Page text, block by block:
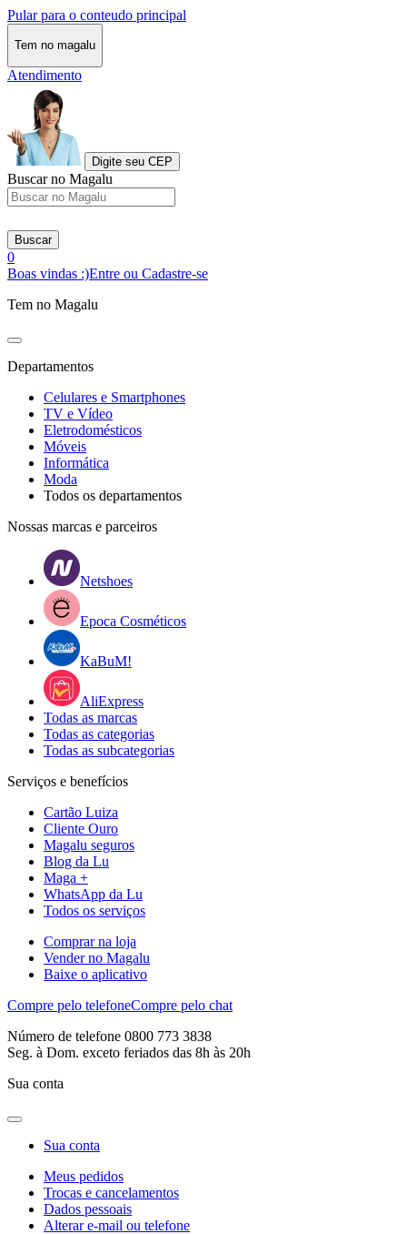
Pular para o conteudo principal
Tem no magalu
Atendimento
Digite seu CEP
Buscar no Magalu
Buscar
0
Boas vindas :)Entre ou Cadastre-se
Tem no Magalu
Departamentos
Celulares e Smartphones
TV e Vídeo
Eletrodomésticos
Móveis
Informática
Moda
Todos os departamentos
Nossas marcas e parceiros
Netshoes
Epoca Cosméticos
KaBuM!
AliExpress
Todas as marcas
Todas as categorias
Todas as subcategorias
Serviços e benefícios
Cartão Luiza
Cliente Ouro
Magalu seguros
Blog da Lu
Maga +
WhatsApp da Lu
Todos os serviços
Comprar na loja
Vender no Magalu
Baixe o aplicativo
Compre pelo telefoneCompre pelo chat
Número de telefone 0800 773 3838
Seg. à Dom. exceto feriados das 8h às 20h
Sua conta
Sua conta
Meus pedidos
Trocas e cancelamentos
Dados pessoais
Alterar e-mail ou telefone